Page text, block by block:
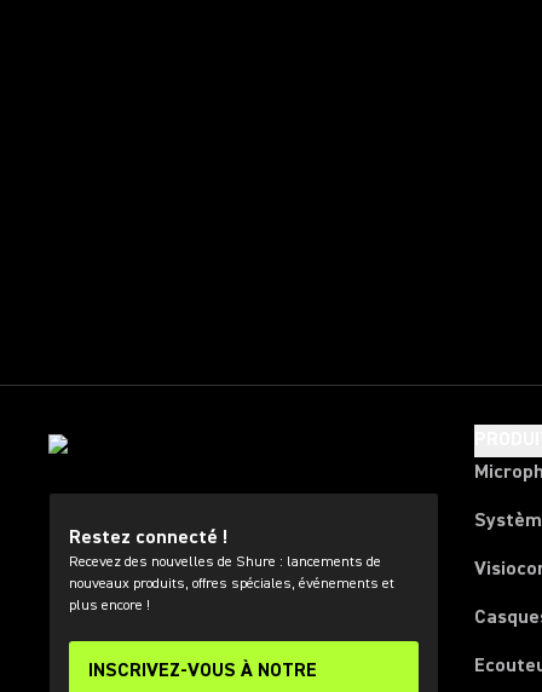
Restez connecté !
Recevez des nouvelles de Shure : lancements de
nouveaux produits, offres spéciales, événements et
plus encore !
INSCRIVEZ-VOUS À NOTRE